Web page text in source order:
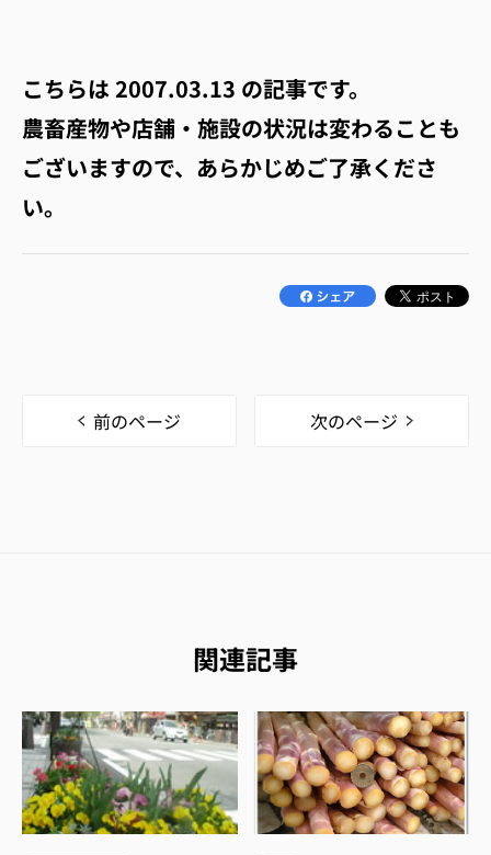
こちらは2007.03.13 の記事です。
農畜産物や店舗・施設の状況は変わることも
ございますので、あらかじめご了承くださ
い。
前のページ 次のページ
関連記事